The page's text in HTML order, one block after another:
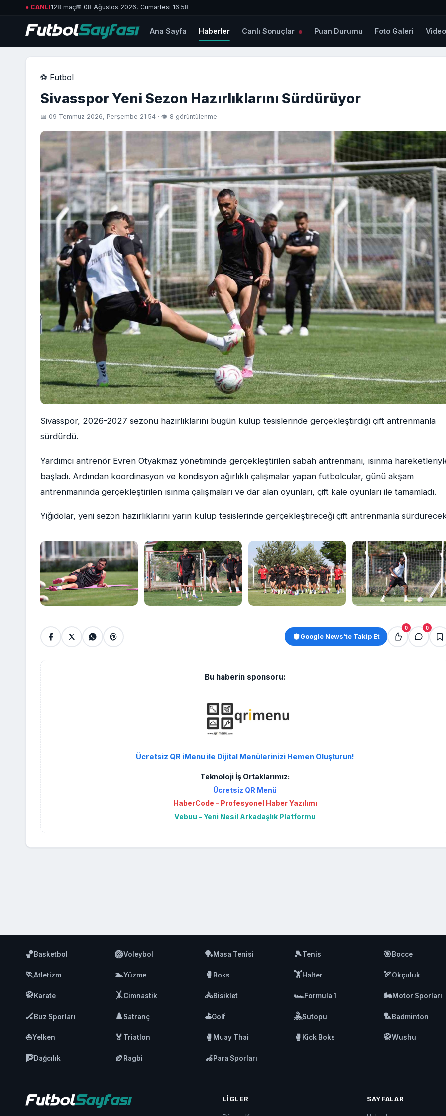
● CANLI128 maç📅 08 Ağustos 2026, Cumartesi 16:58
Ana Sayfa Haberler Canlı Sonuçlar Puan Durumu Foto Galeri Video
⚽ Futbol
Sivasspor Yeni Sezon Hazırlıklarını Sürdürüyor
📅 09 Temmuz 2026, Perşembe 21:54 · 👁 8 görüntülenme
Sivasspor, 2026-2027 sezonu hazırlıklarını bugün kulüp tesislerinde gerçekleştirdiği çift antrenmanla
sürdürdü.
Yardımcı antrenör Evren Otyakmaz yönetiminde gerçekleştirilen sabah antrenmanı, ısınma
başladı. Ardından koordinasyon ve kondisyon ağırlıklı çalışmalar yapan futbolcular, günü akşam
antrenmanında gerçekleştirilen ısınma çalışmaları ve dar alan oyunları, çift kale oyunları ile tamamladı.
Yiğidolar, yeni sezon hazırlıklarını yarın kulüp tesislerinde gerçekleştireceği çift antrenmanla
Google News'te Takip Et
0 0
Bu haberin sponsoru:
Ücretsiz QR iMenu ile Dijital Menülerinizi Hemen Oluşturun!
Teknoloji İş Ortaklarımız:
Ücretsiz QR Menü
HaberCode - Profesyonel Haber Yazılımı
Vebuu - Yeni Nesil Arkadaşlık Platformu
🏀Basketbol 🏐Voleybol 🏓Masa Tenisi 🎾Tenis 🎯Bocce
🏃Atletizm 🏊Yüzme 🥊 Boks 🏋️Halter 🏹Okçuluk
🥋Karate 🤸Cimnastik 🚴Bisiklet 🏎️Formula 1 🏍️Motor Sporları
🏒Buz Sporları ♟️Satranç ⛳Golf 🤽Sutopu 🏸Badminton
⛵Yelken 🏅 Triatlon 🥊 Muay Thai 🥊 Kick Boks 🥋Wushu
🧗Dağcılık 🏉 Ragbi 🦽Para Sporları
LIGLER SAYFALAR